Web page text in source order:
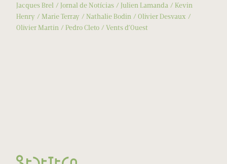
Jacques Brel
Jornal de Notícias Julien Lamanda
Kevin
Henry
Marie Terray Nathalie Bodin
Olivier Desvaux
Olivier Martin
Pedro Cleto Vents d’Ouest